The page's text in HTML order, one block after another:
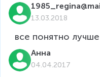
13.03.2018
все понятно
Анна
04.04.2017